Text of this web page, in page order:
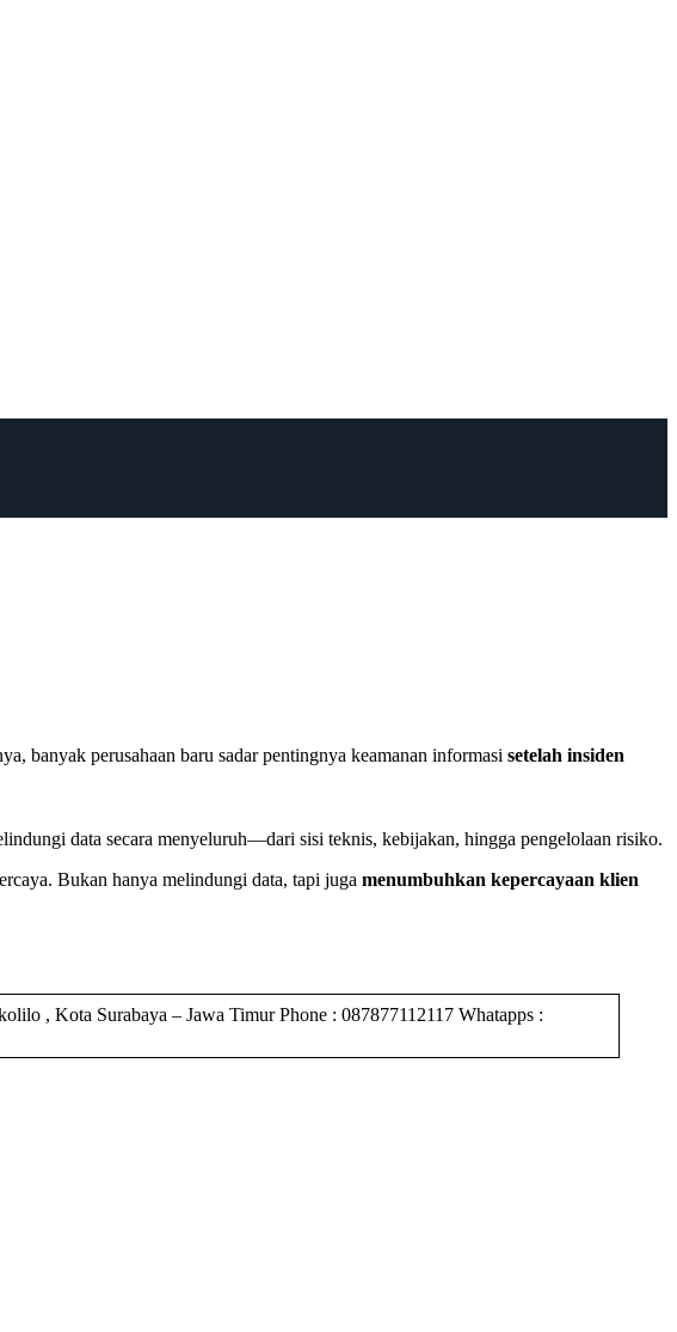
banyak perusahaan baru sadar pentingnya keamanan informasi setelah insiden
data secara menyeluruh—dari sisi teknis, kebijakan, hingga pengelolaan risiko.
Bukan hanya melindungi data, tapi juga menumbuhkan kepercayaan klien
Kota Surabaya – Jawa Timur Phone : 087877112117 Whatapps :